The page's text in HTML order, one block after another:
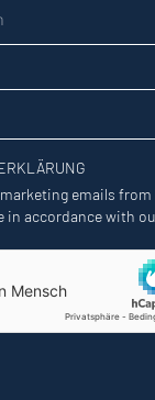
emails from
in accordance with